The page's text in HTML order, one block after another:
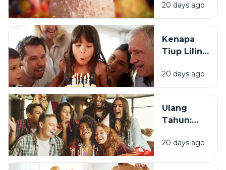
Tradisi Ini
Berawal?
20 days ago
Kenapa
Tiup Lilin
Tradisi
Saat Ulang
20 days ago
Ulang
Tahun:
Momen
Bertambah
20 days ago